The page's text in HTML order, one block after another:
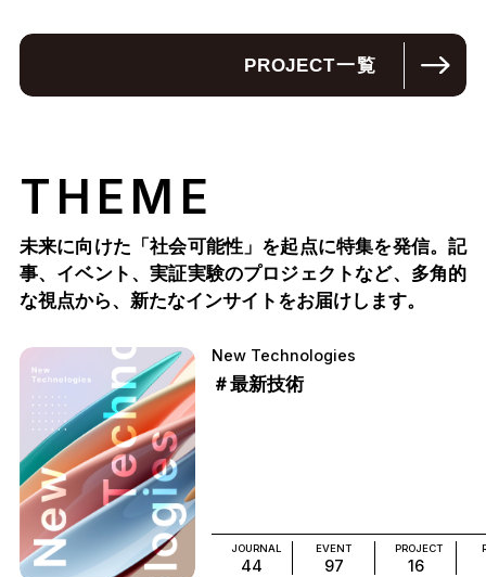
PROJECT一覧
THEME
未来に向けた「社会可能性」を起点に特集を発信。記
事、イベント、実証実験のプロジェクトなど、多角的
な視点から、新たなインサイトをお届けします。
New Technologies
＃最新技術
JOURNAL
44
EVENT
97
PROJECT
16